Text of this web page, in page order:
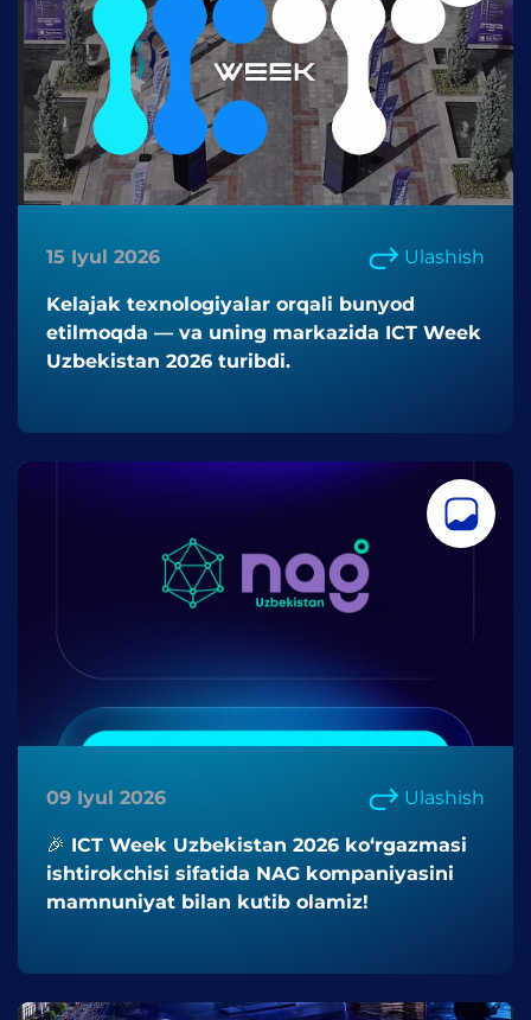
15 Iyul 2026 Ulashish
Kelajak texnologiyalar orqali bunyod
etilmoqda — va uning markazida ICT Week
Uzbekistan 2026 turibdi.
09 Iyul 2026 Ulashish
🎉 ICT Week Uzbekistan 2026 ko‘rgazmasi
ishtirokchisi sifatida NAG kompaniyasini
mamnuniyat bilan kutib olamiz!